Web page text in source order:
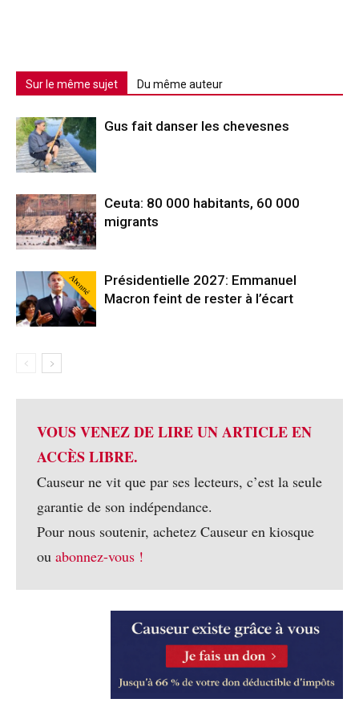
Sur le même sujet Du même auteur
Gus fait danser les chevesnes
Ceuta: 80 000 habitants, 60 000
migrants
Abonné
Présidentielle 2027: Emmanuel
Macron feint de rester à l’écart
VOUS VENEZ DE LIRE UN ARTICLE EN
ACCÈS LIBRE.
Causeur ne vit que par ses lecteurs, c’est la seule
garantie de son indépendance.
Pour nous soutenir, achetez Causeur en kiosque
ou abonnez-vous !